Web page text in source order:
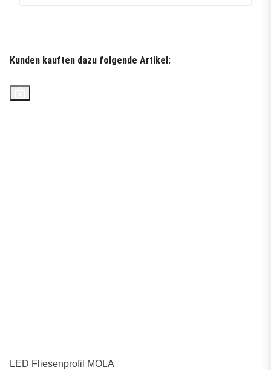
Kunden kauften dazu folgende Artikel:
LED Fliesenprofil MOLA